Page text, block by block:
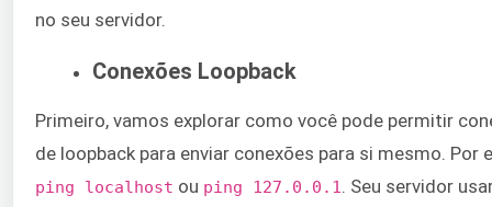
no seu servidor.
Conexões Loopback
Primeiro, vamos explorar como você pode permitir
de loopback para enviar conexões para si mesmo.
ping localhost​ ou ​ping 127.0.0.1​ . Seu servidor